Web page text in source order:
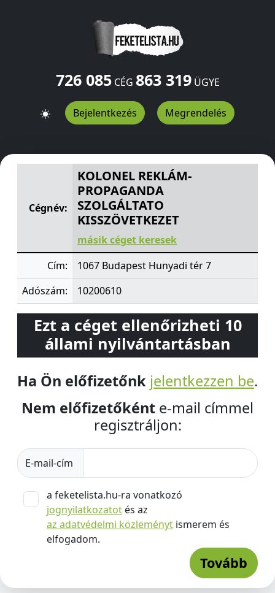
726 085CÉG 863 319ÜGYE
Bejelentkezés Megrendelés
KOLONEL REKLÁM-PROPAGANDA SZOLGÁLTATO
Cégnév:
KOLONEL REKLÁM-
PROPAGANDA
SZOLGÁLTATO
KISSZÖVETKEZET
másik céget keresek
Cím:
1067 Budapest Hunyadi tér 7
Adószám:
10200610
Ezt a céget ellenőrizheti 10
állami nyilvántartásban
Ha Ön előfizetőnk jelentkezzen be.
Nem előfizetőként e-mail címmel
regisztráljon:
E-mail-cím
a feketelista.hu-ra vonatkozó
jognyilatkozatot és az
az adatvédelmi közleményt ismerem és
elfogadom.
Tovább